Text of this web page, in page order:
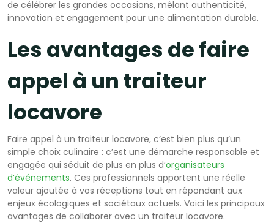
de célébrer les grandes occasions, mêlant authenticité,
innovation et engagement pour une alimentation durable.
Les avantages de faire
appel à un traiteur
locavore
Faire appel à un traiteur locavore, c’est bien plus qu’un
simple choix culinaire : c’est une démarche responsable et
engagée qui séduit de plus en plus d’organisateurs
d’événements. Ces professionnels apportent une réelle
valeur ajoutée à vos réceptions tout en répondant aux
enjeux écologiques et sociétaux actuels. Voici les principaux
avantages de collaborer avec un traiteur locavore.